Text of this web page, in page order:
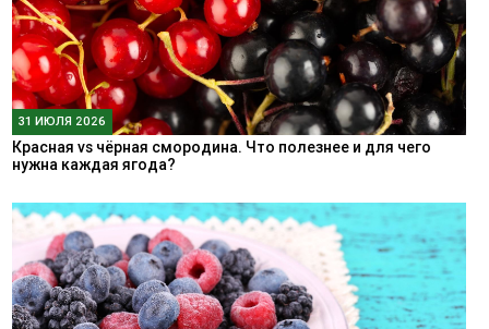
31 ИЮЛЯ 2026
Красная vs чёрная смородина. Что полезнее и для чего
нужна каждая ягода?